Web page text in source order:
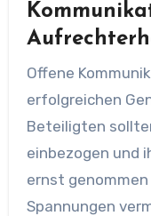
Offene
erfolgreichen
Beteiligten
einbezogen und
ernst genommen
Spannungen